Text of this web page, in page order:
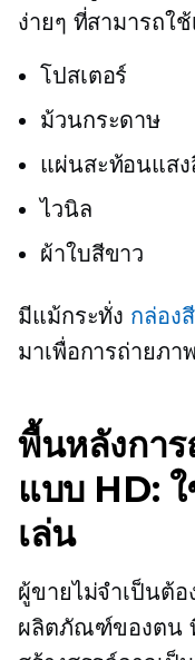
ง่ายๆ ที่สามารถใ
โปสเตอร์
ม้วนกระดาษ
แผ่นสะท้อนแสง
ไวนิล
ผ้าใบสีขาว
มีแม้กระทั่ง กล่อง
มาเพื่อการถ่ายภา
พื้นหลังกา
แบบ HD:
เล่น
ผู้ขายไม่จำเป็นต้
ผลิตภัณฑ์ของตน